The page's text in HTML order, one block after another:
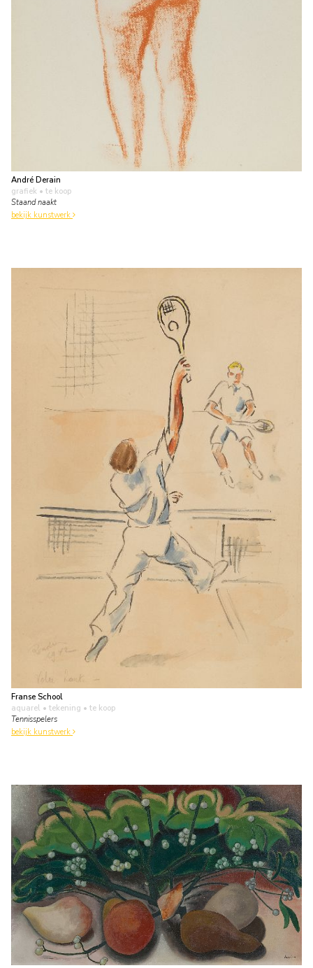
André Derain
grafiek • te koop
Staand naakt
bekijk kunstwerk
Franse School
aquarel • tekening • te koop
Tennisspelers
bekijk kunstwerk